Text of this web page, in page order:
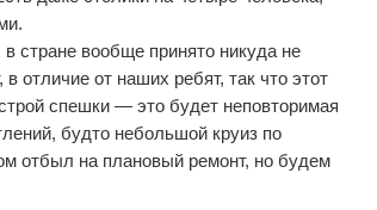
стране вообще принято никуда не
отличие от наших ребят, так что этот
спешки — это будет неповторимая
будто небольшой круиз по
отбыл на плановый ремонт, но будем